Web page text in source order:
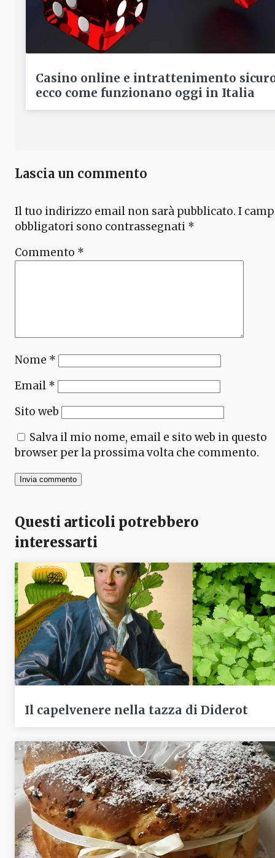
Casino online e intrattenimento
ecco come funzionano oggi in Italia
Lascia un commento
Il tuo indirizzo email non sarà pubblicato. I
obbligatori sono contrassegnati *
Commento *
Nome *
Email *
Sito web
Salva il mio nome, email e sito web in questo
browser per la prossima volta che commento.
Questi articoli potrebbero
interessarti
Il capelvenere nella tazza di Diderot